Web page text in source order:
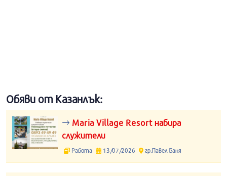
Обяви от Казанлък:
Maria Village Resort набира
служители
Работа 13/07/2026 гр.Павел Баня